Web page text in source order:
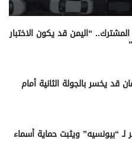
“اليمن قد يكون الاختبار
قد يخسر بالجولة الثانية أمام
لـ “بيونسيه” ويثبت حماية أسماء